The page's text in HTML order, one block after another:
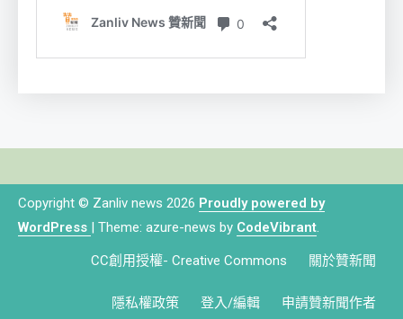
Copyright © Zanliv news 2026 Proudly powered by
WordPress
Theme: azure-news by CodeVibrant.
CC創用授權- Creative Commons 關於贊新聞
隱私權政策 登入/編輯 申請贊新聞作者